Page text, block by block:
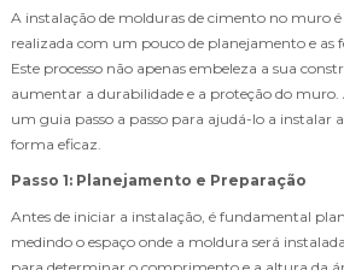
A instalação de molduras de cimento no muro
realizada com um pouco de planejamento e as
Este processo não apenas embeleza a sua
aumentar a durabilidade e a proteção do muro.
um guia passo a passo para ajudá-lo a instalar
forma eficaz.
Passo 1: Planejamento e Preparação
Antes de iniciar a instalação, é fundamental
medindo o espaço onde a moldura será